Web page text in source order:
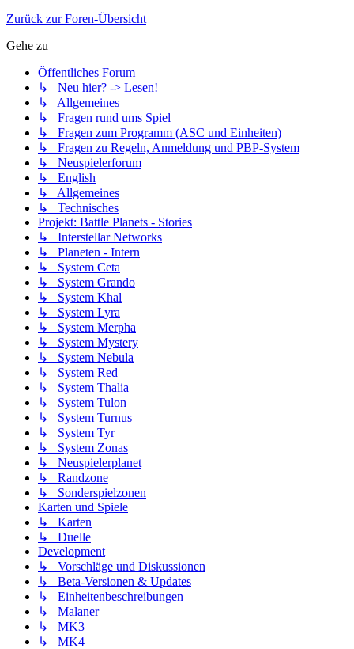
Zurück zur Foren-Übersicht
Gehe zu
Öffentliches Forum
↳ Neu hier? -> Lesen!
↳ Allgemeines
↳ Fragen rund ums Spiel
↳ Fragen zum Programm (ASC und Einheiten)
↳ Fragen zu Regeln, Anmeldung und PBP-System
↳ Neuspielerforum
↳ English
↳ Allgemeines
↳ Technisches
Projekt: Battle Planets - Stories
↳ Interstellar Networks
↳ Planeten - Intern
↳ System Ceta
↳ System Grando
↳ System Khal
↳ System Lyra
↳ System Merpha
↳ System Mystery
↳ System Nebula
↳ System Red
↳ System Thalia
↳ System Tulon
↳ System Turnus
↳ System Tyr
↳ System Zonas
↳ Neuspielerplanet
↳ Randzone
↳ Sonderspielzonen
Karten und Spiele
↳ Karten
↳ Duelle
Development
↳ Vorschläge und Diskussionen
↳ Beta-Versionen & Updates
↳ Einheitenbeschreibungen
↳ Malaner
↳ MK3
↳ MK4